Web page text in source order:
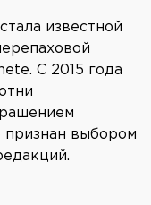
известной
С 2015 года
признан выбором